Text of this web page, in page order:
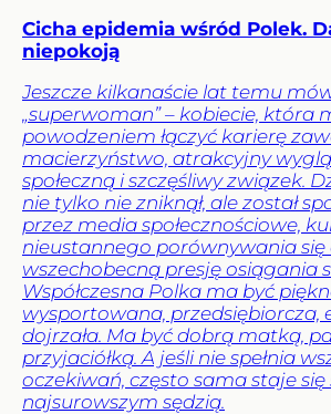
Cicha epidemia wśród Polek.
niepokoją
Jeszcze kilkanaście lat temu
„superwoman” – kobiecie, która
powodzeniem łączyć karierę
macierzyństwo, atrakcyjny
społeczną i szczęśliwy związek.
nie tylko nie zniknął, ale został
przez media społecznościowe,
nieustannego porównywania się
wszechobecną presję osiągania
Współczesna Polka ma być
wysportowana, przedsiębiorcza,
dojrzała. Ma być dobrą matką,
przyjaciółką. A jeśli nie spełnia
oczekiwań, często sama staje
najsurowszym sędzią.